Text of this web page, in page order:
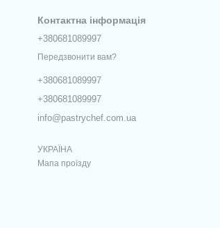
Контактна інформація
+380681089997
Передзвонити вам?
+380681089997
+380681089997
info@pastrychef.com.ua
УКРАЇНА
Мапа проїзду